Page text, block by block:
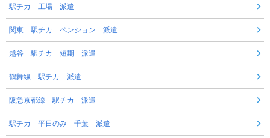
駅チカ 工場 派遣
関東 駅チカ ペンション 派遣
越谷 駅チカ 短期 派遣
鶴舞線 駅チカ 派遣
阪急京都線 駅チカ 派遣
駅チカ 平日のみ 千葉 派遣